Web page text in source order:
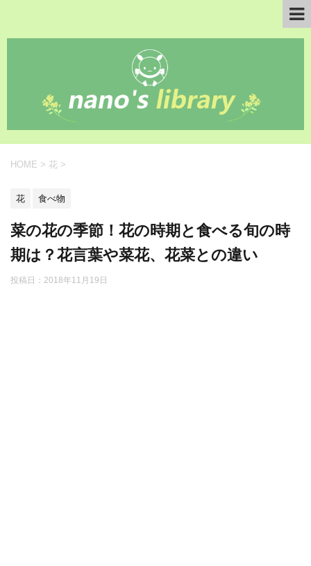
HOME > 花 >
花 食べ物
菜の花の季節！花の時期と食べる旬の時
期は？花言葉や菜花、花菜との違い
投稿日： 2018年11月19日